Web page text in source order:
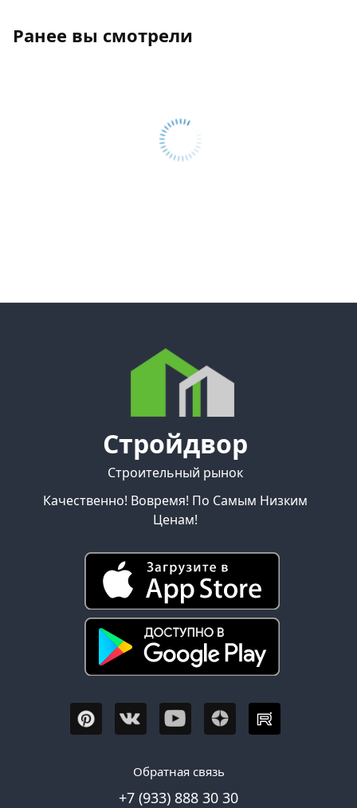
Ранее вы смотрели
Стройдвор
Строительный рынок
Качественно! Вовремя! По Самым Низким
Ценам!
Обратная связь
+7 (933) 888 30 30